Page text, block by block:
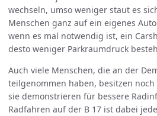
wechseln, umso weniger staut es
Menschen ganz auf ein eigenes
wenn es mal notwendig ist, ein
desto weniger Parkraumdruck
Auch viele Menschen, die an der
teilgenommen haben, besitzen
sie demonstrieren für bessere
Radfahren auf der B 17 ist dabei